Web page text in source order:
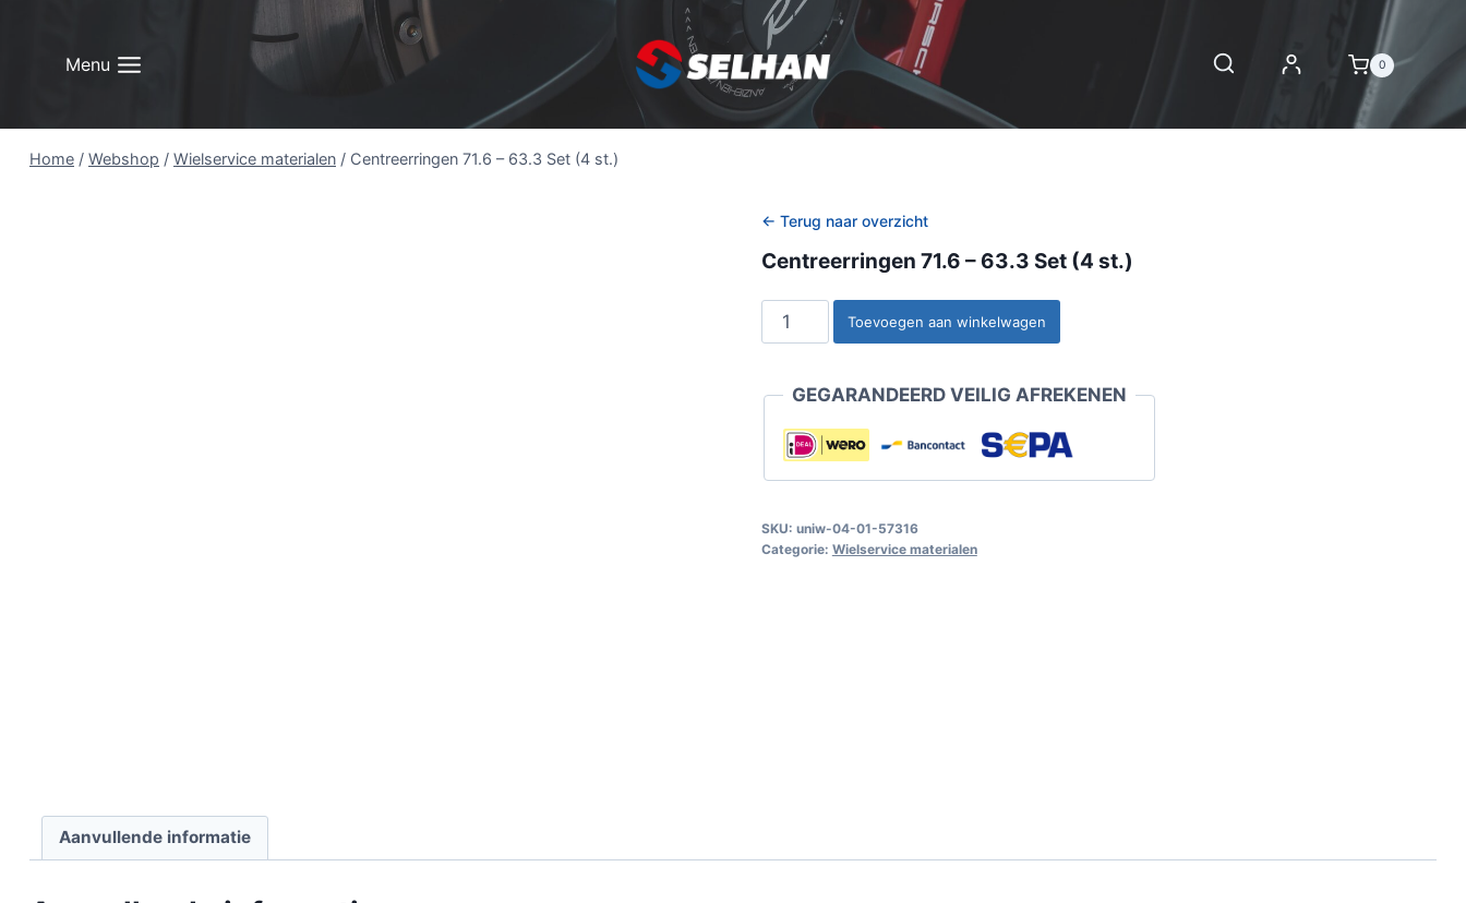
Menu 0
Home / Webshop / Wielservice materialen / Centreerringen 71.6 – 63.3 Set (4 st.)
← Terug naar overzicht
Centreerringen 71.6 – 63.3 Set (4 st.)
Centreerringen
71.6
63.3
Set
aantal
Toevoegen aan winkelwagen
GEGARANDEERD VEILIG AFREKENEN
SKU: uniw-04-01-57316
Categorie: Wielservice materialen
Aanvullende informatie